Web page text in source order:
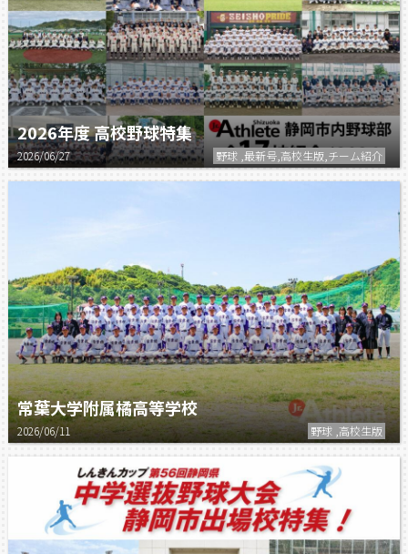
2026年度 高校野球特集
2026/06/27 野球 ,最新号,高校生版,チーム紹介
常葉大学附属橘高等学校
2026/06/11 野球 ,高校生版